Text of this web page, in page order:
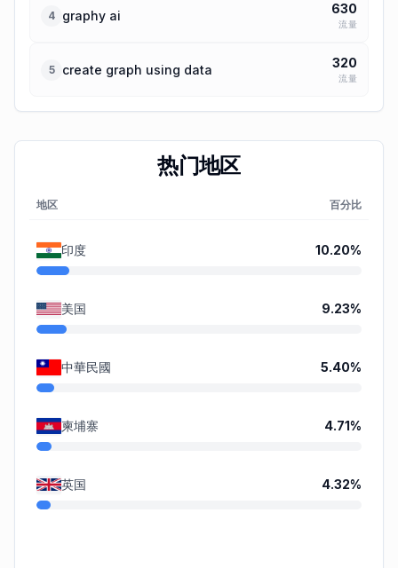
4 graphy ai 630
流量
5 create graph using data 320
流量
热门地区
地区 百分比
印度 10.20%
美国 9.23%
中華民國 5.40%
柬埔寨 4.71%
英国 4.32%